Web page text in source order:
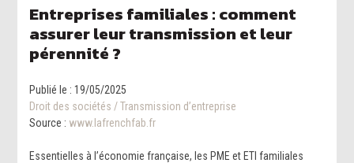
Entreprises familiales : comment
assurer leur transmission et leur
pérennité ?
Publié le :19/05/2025
Droit des sociétés /Transmission d’entreprise
Source : www.lafrenchfab.fr
Essentielles à l’économie française, les PME et ETI familiales